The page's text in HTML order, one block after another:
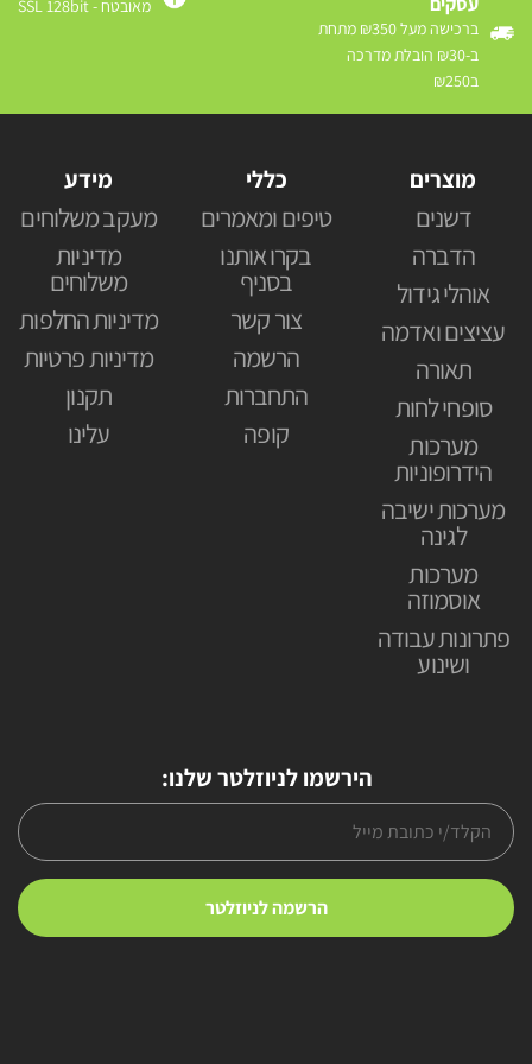
ברכישה מעל ₪350 מתחת
ב-₪30 הובלת מדרכה
ב₪250
מאובטח - SSL 128bit
מוצרים
דשנים
הדברה
אוהלי גידול
עציצים ואדמה
תאורה
סופחי לחות
מערכות
הידרופוניות
מערכות ישיבה
לגינה
מערכות
אוסמוזה
פתרונות עבודה
ושינוע
כללי
טיפים ומאמרים
בקרו אותנו
בסניף
צור קשר
הרשמה
התחברות
קופה
מידע
מעקב משלוחים
מדיניות
משלוחים
מדיניות החלפות
מדיניות פרטיות
תקנון
עלינו
הירשמו לניוזלטר שלנו: